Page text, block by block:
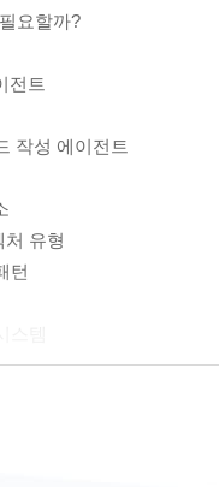
요할까?
전트
작성 에이전트
처 유형
턴
기